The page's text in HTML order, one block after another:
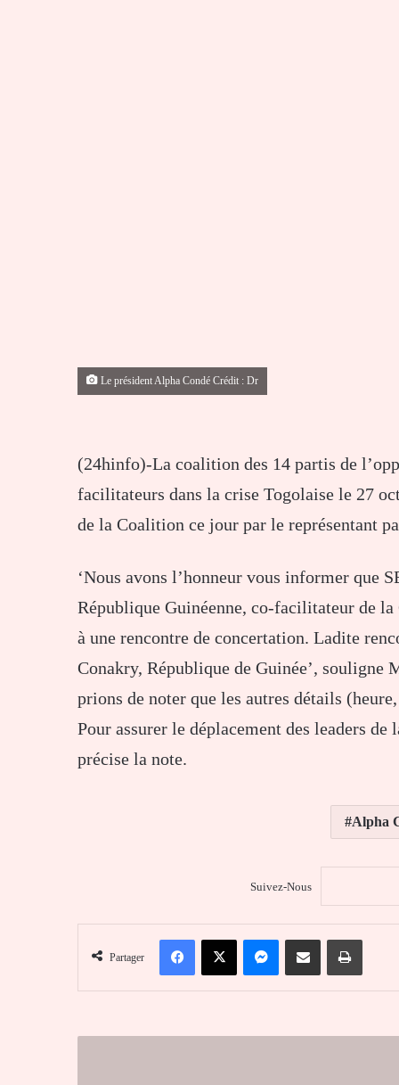
Le président Alpha Condé Crédit : Dr
(24hinfo)-La coalition des 14 partis de
facilitateurs dans la crise Togolaise le 27
de la Coalition ce jour par le représentant
‘Nous avons l’honneur vous informer que
République Guinéenne, co-facilitateur de
à une rencontre de concertation. Ladite
Conakry, République de Guinée’, souligne
prions de noter que les autres détails
Pour assurer le déplacement des leaders
précise la note.
Alpha
Suivez-Nous
Partager
FacebookX MessengerPartager par email Imprimer